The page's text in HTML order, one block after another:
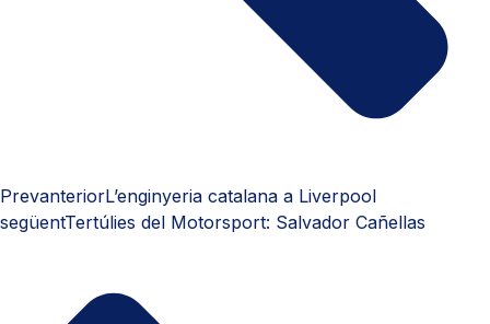
PrevanteriorL’enginyeria catalana a Liverpool
següentTertúlies del Motorsport: Salvador Cañellas